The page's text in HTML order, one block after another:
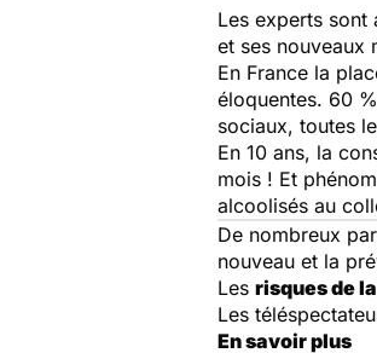
Les experts
et ses nouveaux
En France la
éloquentes. 60
sociaux, toutes
En 10 ans, la
mois ! Et
alcoolisés au
De nombreux
nouveau et la
Les risques de
Les
En savoir plus